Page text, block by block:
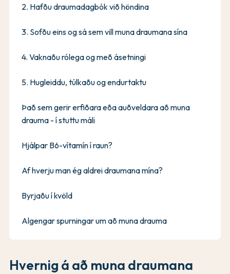
Hvernig á að muna draumana
2. Hafðu draumadagbók við höndina
3. Sofðu eins og sá sem vill muna draumana sína
4. Vaknaðu rólega og með ásetningi
5. Hugleiddu, túlkaðu og endurtaktu
Það sem gerir erfiðara eða auðveldara að muna
drauma - í stuttu máli
Hjálpar B6-vítamín í raun?
Af hverju man ég aldrei draumana mína?
Byrjaðu í kvöld
Algengar spurningar um að muna drauma